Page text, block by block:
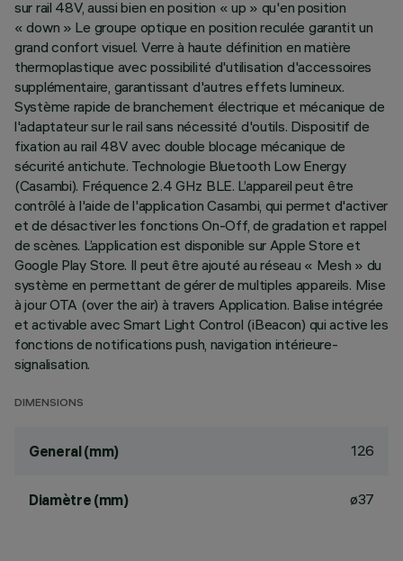
sur rail 48V, aussi bien en position « up » qu'en position
« down » Le groupe optique en position reculée garantit un
grand confort visuel. Verre à haute définition en matière
thermoplastique avec possibilité d'utilisation d'accessoires
supplémentaire, garantissant d'autres effets lumineux.
Système rapide de branchement électrique et mécanique de
l'adaptateur sur le rail sans nécessité d'outils. Dispositif de
fixation au rail 48V avec double blocage mécanique de
sécurité antichute. Technologie Bluetooth Low Energy
(Casambi). Fréquence 2.4 GHz BLE. L’appareil peut être
contrôlé à l'aide de l'application Casambi, qui permet d'activer
et de désactiver les fonctions On-Off, de gradation et rappel
de scènes. L’application est disponible sur Apple Store et
Google Play Store. Il peut être ajouté au réseau « Mesh » du
système en permettant de gérer de multiples appareils. Mise
à jour OTA (over the air) à travers Application. Balise intégrée
et activable avec Smart Light Control (iBeacon) qui active les
fonctions de notifications push, navigation intérieure-
signalisation.
DIMENSIONS
General (mm) 126
Diamètre (mm) ø37